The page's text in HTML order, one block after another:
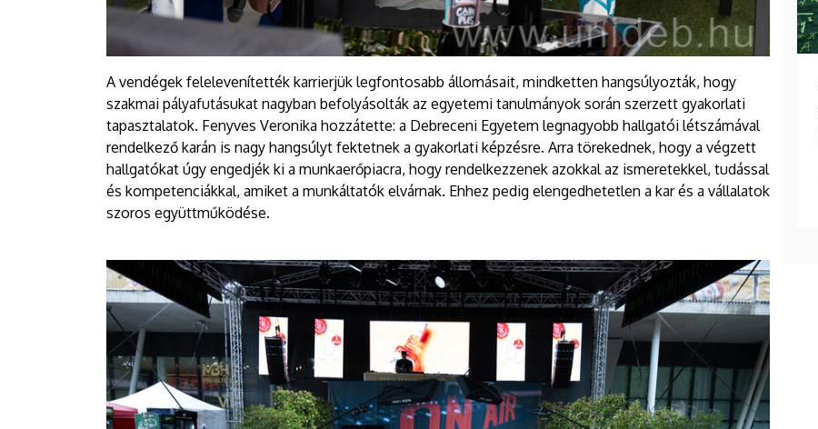
A vendégek felelevenítették karrierjük legfontosabb állomásait, mindketten hangsúlyozták, hogy
szakmai pályafutásukat nagyban befolyásolták az egyetemi tanulmányok során szerzett gyakorlati
tapasztalatok. Fenyves Veronika hozzátette: a Debreceni Egyetem legnagyobb hallgatói létszámával
rendelkező karán is nagy hangsúlyt fektetnek a gyakorlati képzésre. Arra törekednek, hogy a végzett
hallgatókat úgy engedjék ki a munkaerőpiacra, hogy rendelkezzenek azokkal az ismeretekkel, tudással
és kompetenciákkal, amiket a munkáltatók elvárnak. Ehhez pedig elengedhetetlen a kar és a vállalatok
szoros együttműködése.